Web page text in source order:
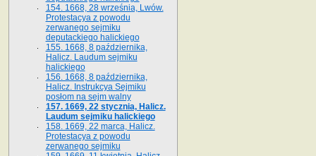
154. 1668, 28 września, Lwów.
Protestacya z powodu
zerwanego sejmiku
deputackiego halickiego
155. 1668, 8 października,
Halicz. Laudum sejmiku
halickiego
156. 1668, 8 października,
Halicz. Instrukcya Sejmiku
posłom na sejm walny
157. 1669, 22 stycznia, Halicz.
Laudum sejmiku halickiego
158. 1669, 22 marca, Halicz.
Protestacya z powodu
zerwanego sejmiku